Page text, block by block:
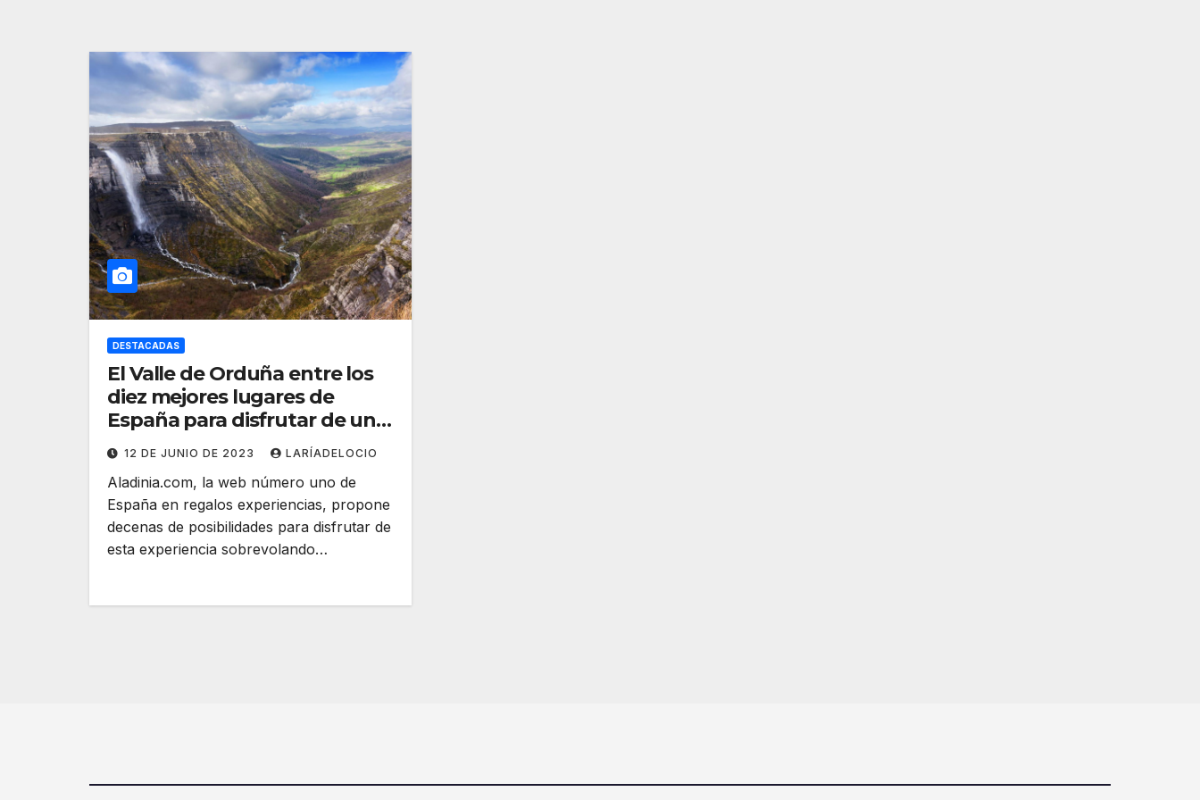
DESTACADAS
El Valle de Orduña entre los
diez mejores lugares de
España para disfrutar de un
vuelo en globo
12 DE JUNIO DE 2023 LARÍADELOCIO
Aladinia.com, la web número uno de
España en regalos experiencias, propone
decenas de posibilidades para disfrutar de
esta experiencia sobrevolando…